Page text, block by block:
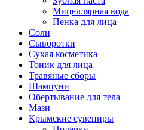
Мицеллярная вода
Пенка для лица
Соли
Сыворотки
Сухая косметика
Тоник для лица
Травяные сборы
Шампуни
Обертывание для тела
Мази
Крымские сувениры